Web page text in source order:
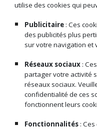
utilise des cookies qui
Publicitaire : Ces
des publicités plus
sur votre navigation et
Réseaux sociaux :
partager votre activité
réseaux sociaux.
confidentialité de ces
fonctionnent leurs
Fonctionnalités :